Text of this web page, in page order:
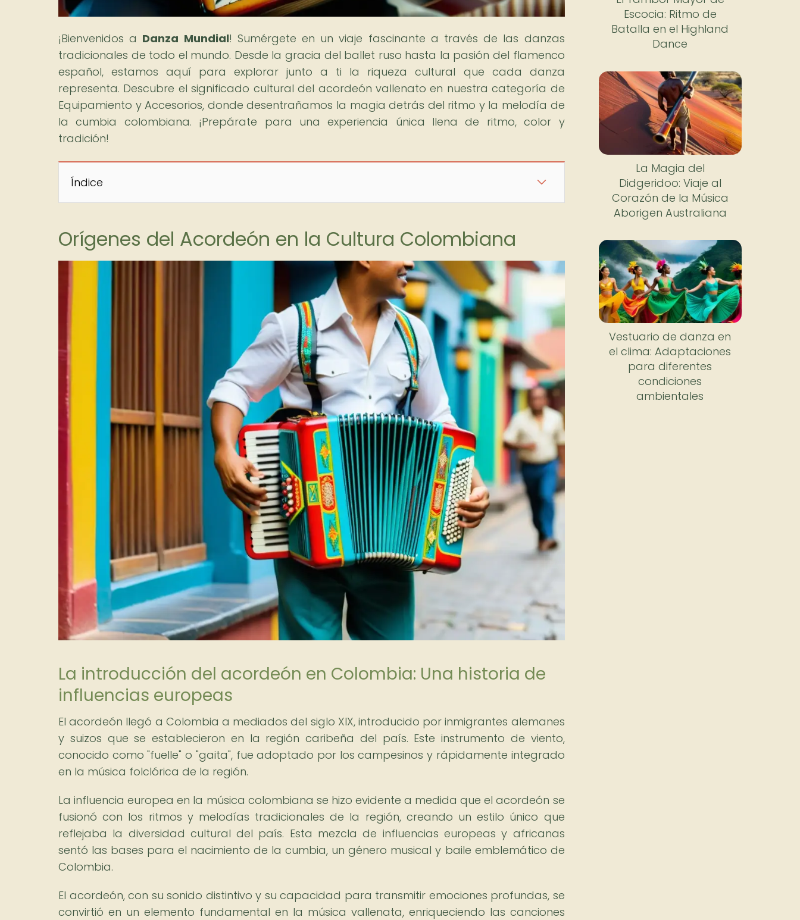
¡Bienvenidos a Danza Mundial! Sumérgete en un viaje fascinante a través de las danzas
tradicionales de todo el mundo. Desde la gracia del ballet ruso hasta la pasión del flamenco
español, estamos aquí para explorar junto a ti la riqueza cultural que cada danza
representa. Descubre el significado cultural del acordeón vallenato en nuestra categoría de
Equipamiento y Accesorios, donde desentrañamos la magia detrás del ritmo y la melodía de
la cumbia colombiana. ¡Prepárate para una experiencia única llena de ritmo, color y
tradición!
Índice
Orígenes del Acordeón en la Cultura Colombiana
La introducción del acordeón en Colombia: Una historia de
influencias europeas
El acordeón llegó a Colombia a mediados del siglo XIX, introducido por inmigrantes alemanes
y suizos que se establecieron en la región caribeña del país. Este instrumento de viento,
conocido como "fuelle" o "gaita", fue adoptado por los campesinos y rápidamente integrado
en la música folclórica de la región.
La influencia europea en la música colombiana se hizo evidente a medida que el acordeón se
fusionó con los ritmos y melodías tradicionales de la región, creando un estilo único que
reflejaba la diversidad cultural del país. Esta mezcla de influencias europeas y africanas
sentó las bases para el nacimiento de la cumbia, un género musical y baile emblemático de
Colombia.
El acordeón, con su sonido distintivo y su capacidad para transmitir emociones profundas, se
convirtió en un elemento fundamental en la música vallenata, enriqueciendo las canciones
Escocia: Ritmo de
Batalla en el Highland
Dance
La Magia del
Didgeridoo: Viaje al
Corazón de la Música
Aborigen Australiana
Vestuario de danza en
el clima: Adaptaciones
para diferentes
condiciones
ambientales